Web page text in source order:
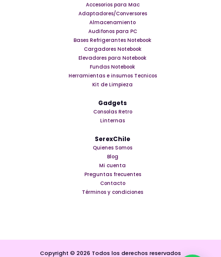
Accesorios para Mac
Adaptadores/Conversores
Almacenamiento
Audifonos para PC
Bases Refrigerantes Notebook
Cargadores Notebook
Elevadores para Notebook
Fundas Notebook
Herramientas e insumos Tecnicos
Kit de Limpieza
Gadgets
Consolas Retro
Linternas
SerexChile
Quienes Somos
Blog
Mi cuenta
Preguntas frecuentes
Contacto
Términos y condiciones
Copyright © 2026 Todos los derechos reservados